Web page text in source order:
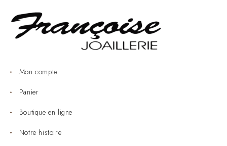
Mon compte
Panier
Boutique en ligne
Notre histoire